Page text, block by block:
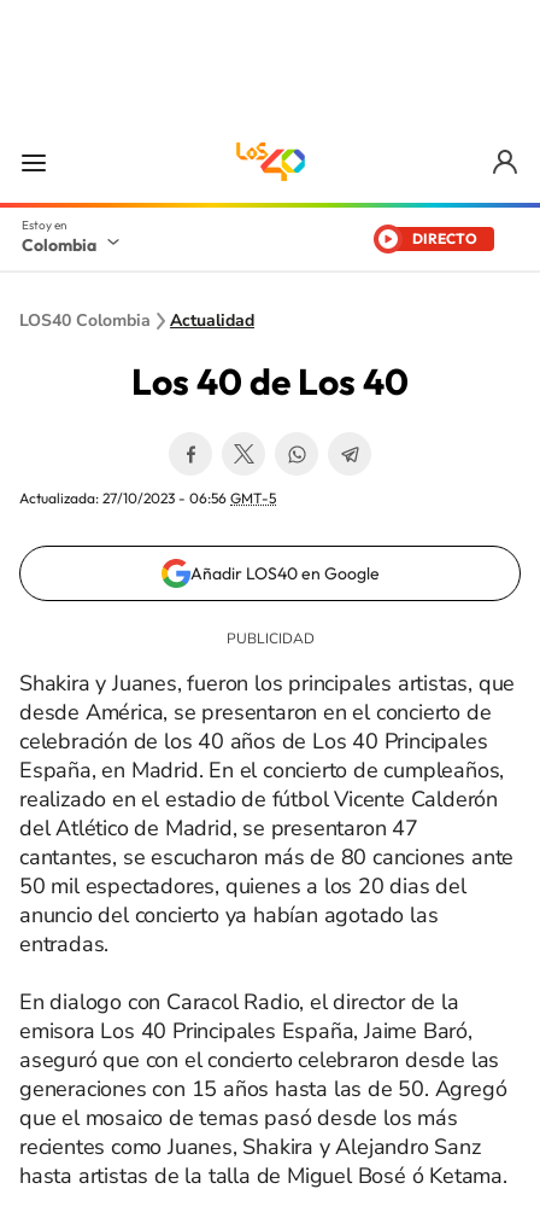
Colombia DIRECTO
LOS40 Colombia Actualidad
Los 40 de Los 40
Actualizada: 27/10/2023 - 06:56 GMT-5
Añadir LOS40 en Google
Shakira y Juanes, fueron los principales artistas, que
desde América, se presentaron en el concierto de
celebración de los 40 años de Los 40 Principales
España, en Madrid. En el concierto de cumpleaños,
realizado en el estadio de fútbol Vicente Calderón
del Atlético de Madrid, se presentaron 47
cantantes, se escucharon más de 80 canciones ante
50 mil espectadores, quienes a los 20 dias del
anuncio del concierto ya habían agotado las
entradas.
En dialogo con Caracol Radio, el director de la
emisora Los 40 Principales España, Jaime Baró,
aseguró que con el concierto celebraron desde las
generaciones con 15 años hasta las de 50. Agregó
que el mosaico de temas pasó desde los más
recientes como Juanes, Shakira y Alejandro Sanz
hasta artistas de la talla de Miguel Bosé ó Ketama.